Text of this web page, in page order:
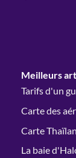
Meilleurs
Tarifs d'un
Carte des
Carte
La baie